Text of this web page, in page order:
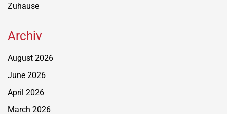
Zuhause
Archiv
August 2026
June 2026
April 2026
March 2026